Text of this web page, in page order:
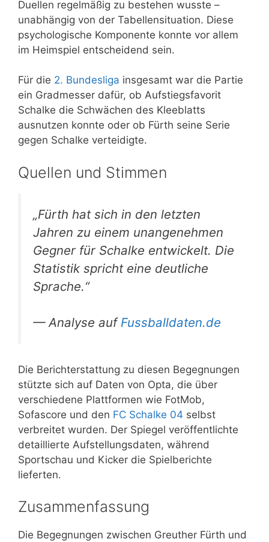
Duellen regelmäßig zu bestehen wusste –
unabhängig von der Tabellensituation. Diese
psychologische Komponente konnte vor allem
im Heimspiel entscheidend sein.
Für die 2. Bundesliga insgesamt war die Partie
ein Gradmesser dafür, ob Aufstiegsfavorit
Schalke die Schwächen des Kleeblatts
ausnutzen konnte oder ob Fürth seine Serie
gegen Schalke verteidigte.
Quellen und Stimmen
„Fürth hat sich in den letzten
Jahren zu einem unangenehmen
Gegner für Schalke entwickelt. Die
Statistik spricht eine deutliche
Sprache.“
— Analyse auf Fussballdaten.de
Die Berichterstattung zu diesen Begegnungen
stützte sich auf Daten von Opta, die über
verschiedene Plattformen wie FotMob,
Sofascore und den FC Schalke 04 selbst
verbreitet wurden. Der Spiegel veröffentlichte
detaillierte Aufstellungsdaten, während
Sportschau und Kicker die Spielberichte
lieferten.
Zusammenfassung
Die Begegnungen zwischen Greuther Fürth und